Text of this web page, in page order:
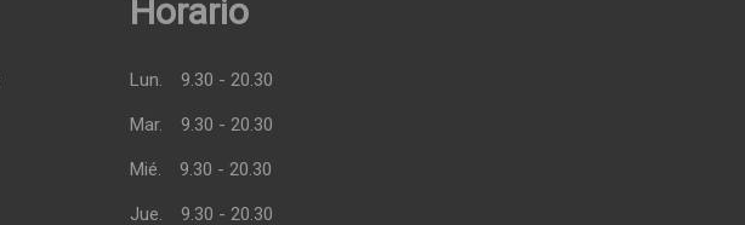
Horario
Lun. 9.30 - 20.30
Mar. 9.30 - 20.30
Mié. 9.30 - 20.30
Jue. 9.30 - 20.30